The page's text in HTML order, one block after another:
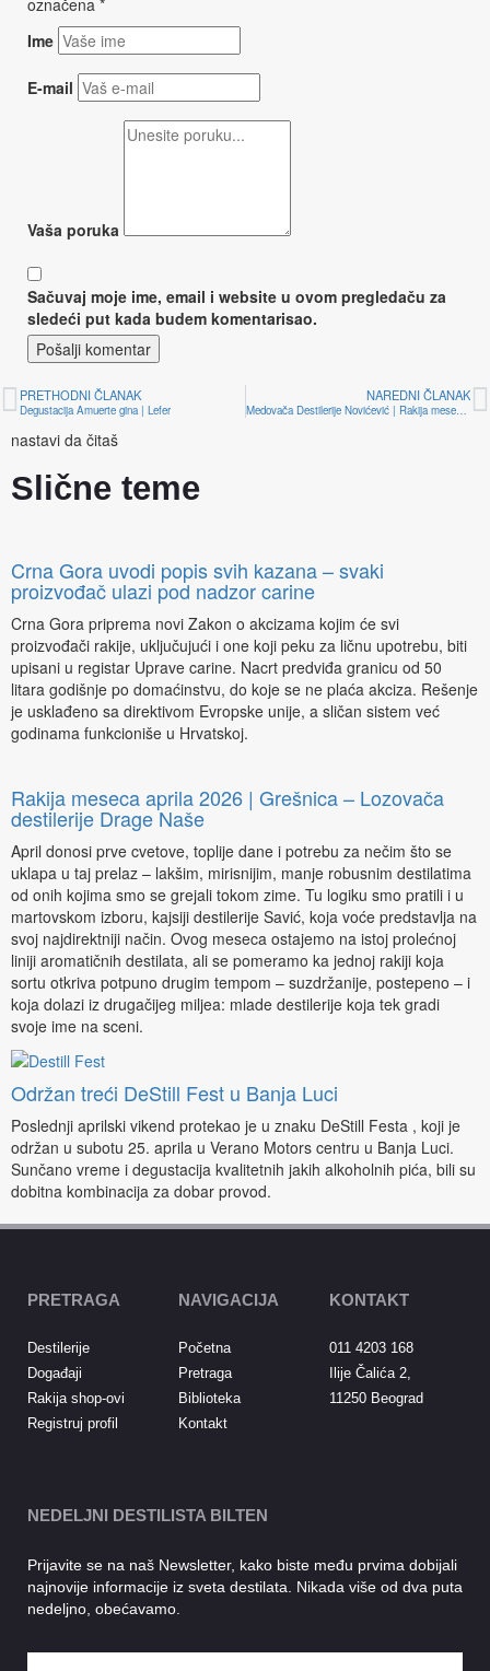
označena *
Ime
E-mail
Vaša poruka
Sačuvaj moje ime, email i website u ovom pregledaču za
sledeći put kada budem komentarisao.
Pošalji komentar
PRETHODNI ČLANAK
Degustacija Amuerte gina | Lefer
NAREDNI ČLANAK
Medovača Destilerije Novićević | Rakija meseca, april 2024.
nastavi da čitaš
Slične teme
Crna Gora uvodi popis svih kazana – svaki
proizvođač ulazi pod nadzor carine
Crna Gora priprema novi Zakon o akcizama kojim će svi
proizvođači rakije, uključujući i one koji peku za ličnu upotrebu, biti
upisani u registar Uprave carine. Nacrt predviđa granicu od 50
litara godišnje po domaćinstvu, do koje se ne plaća akciza. Rešenje
je usklađeno sa direktivom Evropske unije, a sličan sistem već
godinama funkcioniše u Hrvatskoj.
Rakija meseca aprila 2026 | Grešnica – Lozovača
destilerije Drage Naše
April donosi prve cvetove, toplije dane i potrebu za nečim što se
uklapa u taj prelaz – lakšim, mirisnijim, manje robusnim destilatima
od onih kojima smo se grejali tokom zime. Tu logiku smo pratili i u
martovskom izboru, kajsiji destilerije Savić, koja voće predstavlja na
svoj najdirektniji način. Ovog meseca ostajemo na istoj prolećnoj
liniji aromatičnih destilata, ali se pomeramo ka jednoj rakiji koja
sortu otkriva potpuno drugim tempom – suzdržanije, postepeno – i
koja dolazi iz drugačijeg miljea: mlade destilerije koja tek gradi
svoje ime na sceni.
Održan treći DeStill Fest u Banja Luci
Poslednji aprilski vikend protekao je u znaku DeStill Festa , koji je
održan u subotu 25. aprila u Verano Motors centru u Banja Luci.
Sunčano vreme i degustacija kvalitetnih jakih alkoholnih pića, bili su
dobitna kombinacija za dobar provod.
PRETRAGA
Destilerije
Događaji
Rakija shop-ovi
Registruj profil
NAVIGACIJA
Početna
Pretraga
Biblioteka
Kontakt
KONTAKT
011 4203 168
Ilije Čalića 2,
11250 Beograd
NEDELJNI DESTILISTA BILTEN
Prijavite se na naš Newsletter, kako biste među prvima dobijali
najnovije informacije iz sveta destilata. Nikada više od dva puta
nedeljno, obećavamo.